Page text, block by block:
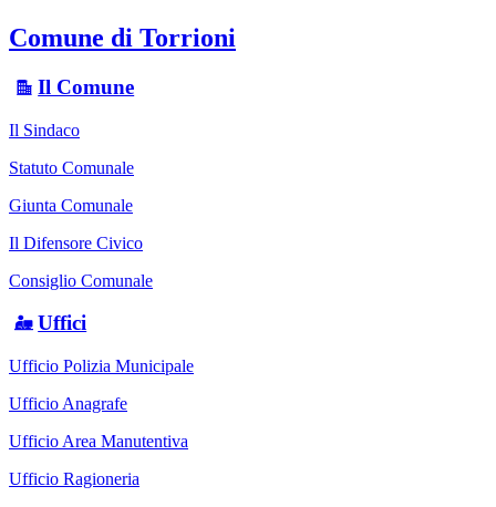
Comune di Torrioni
Il Comune
Il Sindaco
Statuto Comunale
Giunta Comunale
Il Difensore Civico
Consiglio Comunale
Uffici
Ufficio Polizia Municipale
Ufficio Anagrafe
Ufficio Area Manutentiva
Ufficio Ragioneria